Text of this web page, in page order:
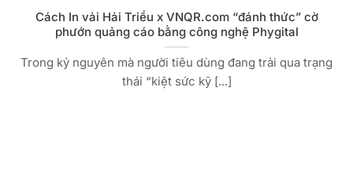
Cách In vải Hải Triều x VNQR.com “đánh thức” cờ
phướn quảng cáo bằng công nghệ Phygital
Trong kỷ nguyên mà người tiêu dùng đang trải qua trạng
thái “kiệt sức kỹ [...]